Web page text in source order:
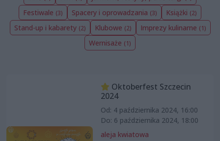
Festiwale (3) Spacery i oprowadzania (3) Książki (2)
Stand-up i kabarety (2) Klubowe (2) Imprezy kulinarne (1)
Wernisaże (1)
Oktoberfest Szczecin
2024
Od: 4 października 2024, 16:00
Do: 6 października 2024, 18:00
aleja kwiatowa